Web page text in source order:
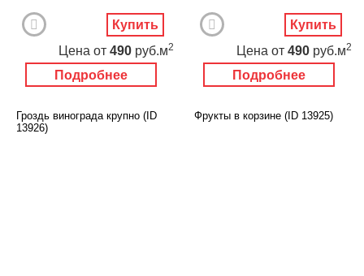
Подробнее
Цена от 490 руб.м2
Купить
Подробнее
Цена от 490 руб.м2
Купить
Гроздь винограда крупно (ID
13926)
Фрукты в корзине (ID 13925)